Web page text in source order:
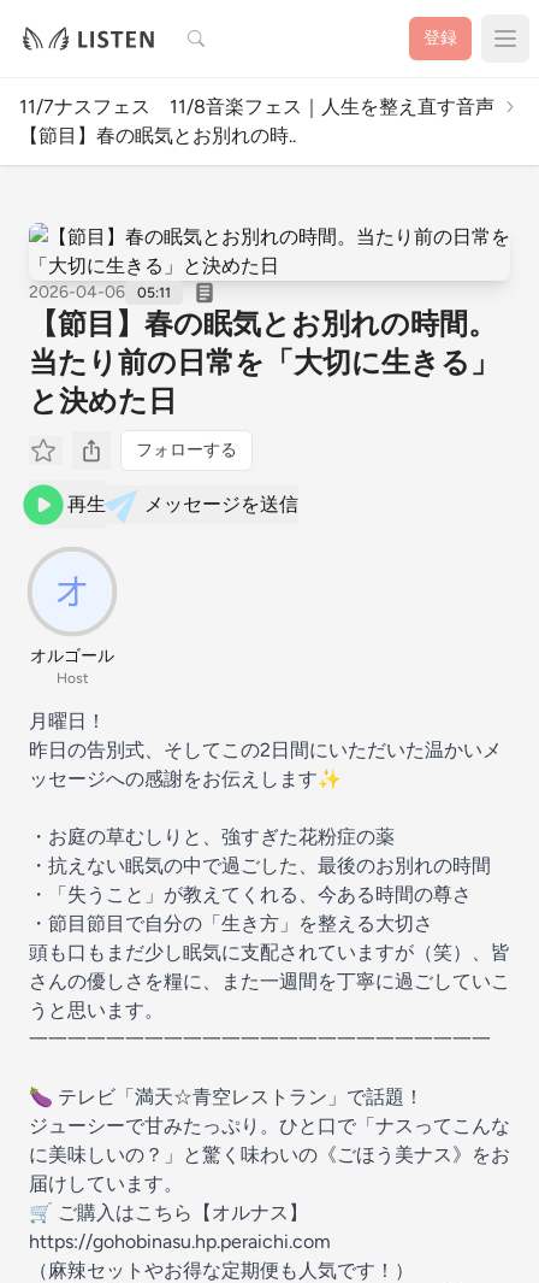
検索 登録
11/7ナスフェス 11/8音楽フェス｜人生を整え直す音声
【節目】春の眠気とお別れの時..
2026-04-06 05:11
【節目】春の眠気とお別れの時間。
当たり前の日常を「大切に生きる」
と決めた日
フォローする
再生 メッセージを送信
オルゴール
Host
月曜日！
昨日の告別式、そしてこの2日間にいただいた温かいメ
ッセージへの感謝をお伝えします✨
・お庭の草むしりと、強すぎた花粉症の薬
・抗えない眠気の中で過ごした、最後のお別れの時間
・「失うこと」が教えてくれる、今ある時間の尊さ
・節目節目で自分の「生き方」を整える大切さ
頭も口もまだ少し眠気に支配されていますが（笑）、皆
さんの優しさを糧に、また一週間を丁寧に過ごしていこ
うと思います。
一一一一一一一一一一一一一一一一一一一一一一一一
🍆 テレビ「満天☆青空レストラン」で話題！
ジューシーで甘みたっぷり。ひと口で「ナスってこんな
に美味しいの？」と驚く味わいの《ごほう美ナス》をお
届けしています。
🛒 ご購入はこちら【オルナス】
https://gohobinasu.hp.peraichi.com
（麻辣セットやお得な定期便も人気です！）